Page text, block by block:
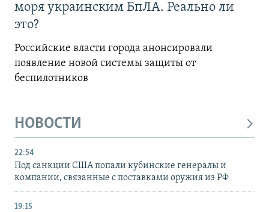
моря украинским БпЛА. Реально ли
это?
Российские власти города анонсировали
появление новой системы защиты от
беспилотников
НОВОСТИ
22:54
Под санкции США попали кубинские генералы и
компании, связанные с поставками оружия из РФ
19:15